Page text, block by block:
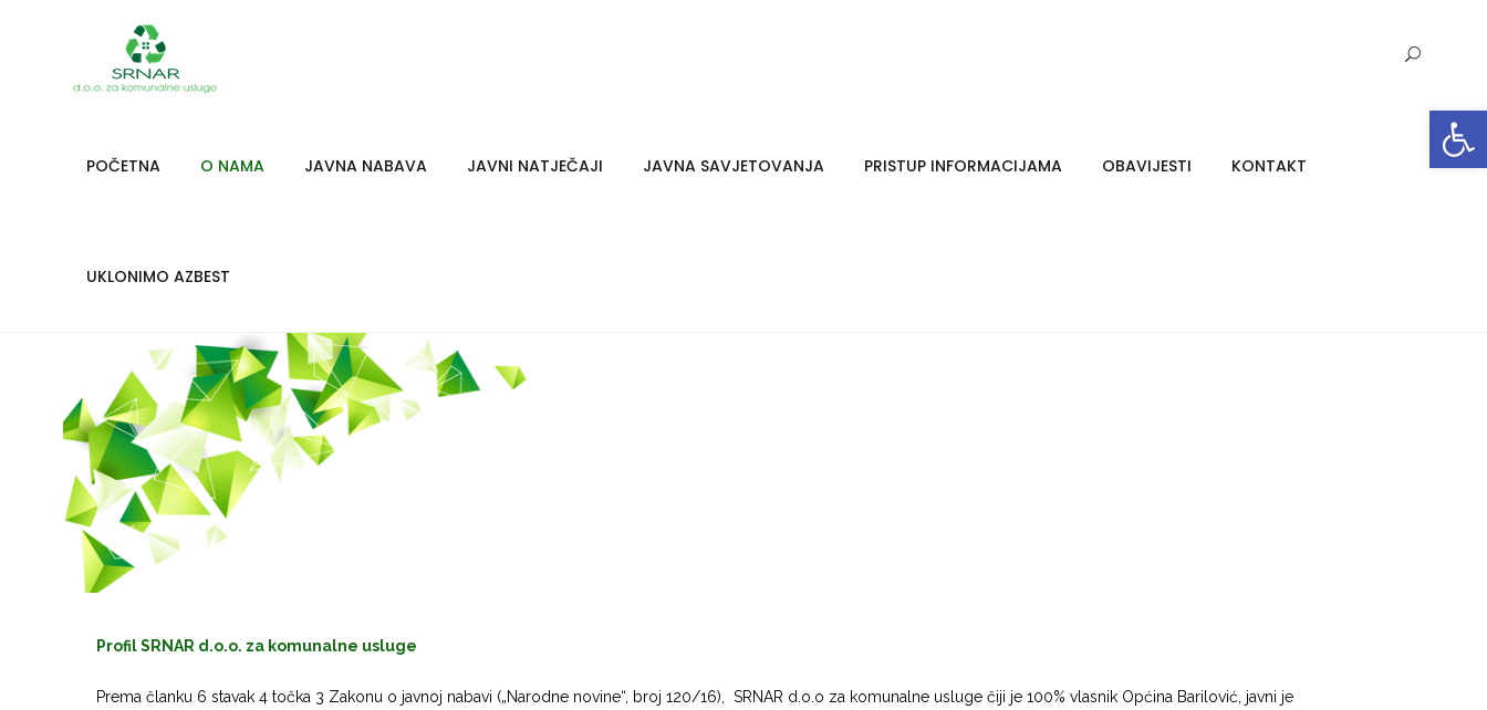
Open toolbar
POČETNA O NAMA JAVNA NABAVA JAVNI NATJEČAJI JAVNA SAVJETOVANJA PRISTUP INFORMACIJAMA OBAVIJESTI KONTAKT
UKLONIMO AZBEST
Profil SRNAR d.o.o. za komunalne usluge
Prema članku 6 stavak 4 točka 3 Zakonu o javnoj nabavi („Narodne novine“, broj 120/16), SRNAR d.o.o za komunalne usluge čiji je 100% vlasnik Općina Barilović, javni je